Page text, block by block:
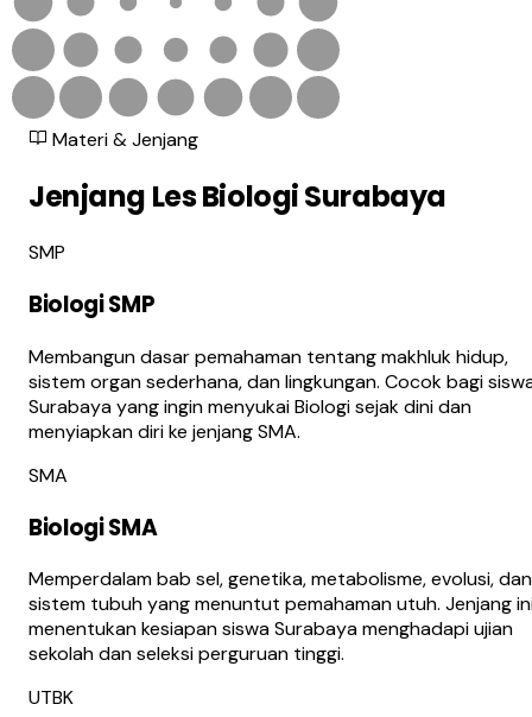
Materi & Jenjang
Jenjang Les Biologi Surabaya
SMP
Biologi SMP
Membangun dasar pemahaman tentang makhluk hidup,
sistem organ sederhana, dan lingkungan. Cocok bagi
Surabaya yang ingin menyukai Biologi sejak dini dan
menyiapkan diri ke jenjang SMA.
SMA
Biologi SMA
Memperdalam bab sel, genetika, metabolisme, evolusi, dan
sistem tubuh yang menuntut pemahaman utuh. Jenjang
menentukan kesiapan siswa Surabaya menghadapi ujian
sekolah dan seleksi perguruan tinggi.
UTBK